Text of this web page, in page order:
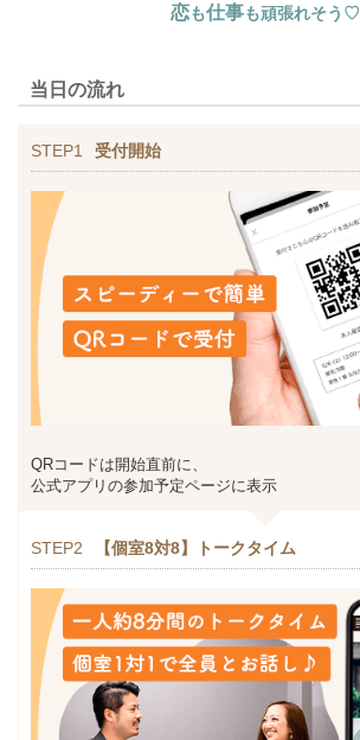
恋も仕事も頑張れそう♡
当日の流れ
STEP1 受付開始
QRコードは開始直前に、
公式アプリの参加予定ページに表示
STEP2 【個室8対8】トークタイム